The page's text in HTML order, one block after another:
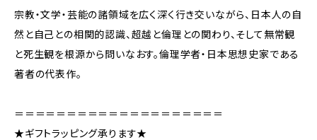
宗教・文学・芸能の諸領域を広く深く行き交いながら、日本人の自
然と自己との相関的認識、超越と倫理との関わり、そして無常観
と死生観を根源から問いなおす。倫理学者・日本思想史家である
著者の代表作。
＝＝＝＝＝＝＝＝＝＝＝＝＝＝＝＝＝＝＝＝
★ギフトラッピング承ります★